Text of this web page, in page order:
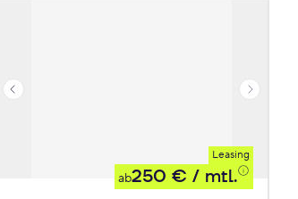
Leasing
ab250 € / mtl.